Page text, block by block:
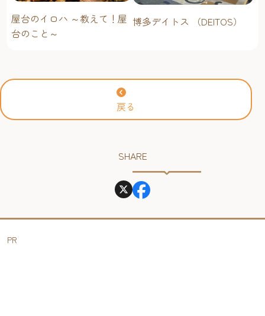
屋台のイロハ ～教えて！屋
台のこと～
博多デイトス （DEITOS）
戻る
SHARE
PR